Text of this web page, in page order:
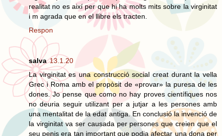
realitat no es així per que hi ha molts mits sobre la virginitat
i m agrada que en el llibre els tracten.
Respon
salva 13.1.20
La virginitat es una construcció social creat durant la vella
Grec i Roma amb el propòsit de «provar» la puresa de les
dones. Jo pense que como no hay proves científiques nos
no deuria seguir utilizant per a jutjar a les persones amb
una mentalitat de la edat antiga. En conclusió la invenció de
la virginitat va ser causada per persones que creien que el
seu penis era tan important que podia afectar una dona per